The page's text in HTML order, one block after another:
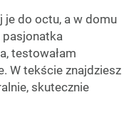
je do octu, a w domu
pasjonatka
testowałam
W tekście znajdziesz
skutecznie